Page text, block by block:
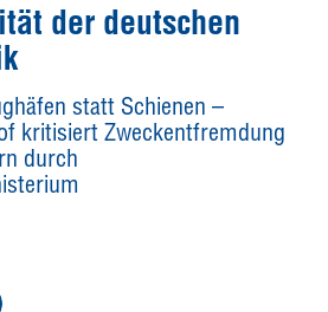
der deutschen
statt Schienen –
kritisiert Zweckentfremdung
durch